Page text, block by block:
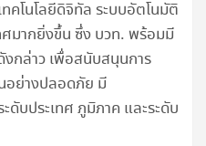
คโนโลยีดิจิทัล ระบบอัตโนมัติ
ศมากยิ่งขึ้น ซึ่ง บวท. พร้อมมี
กล่าว เพื่อสนับสนุนการ
อย่างปลอดภัย มี
ดับประเทศ ภูมิภาค และระดับ